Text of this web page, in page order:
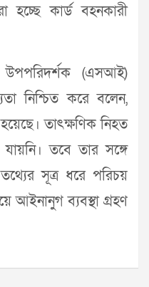
হচ্ছে কার্ড বহনকারী
উপপরিদর্শক (এসআই)
নিশ্চিত করে বলেন,
তাৎক্ষণিক নিহত
তবে তার সঙ্গে
সূত্র ধরে পরিচয়
আইনানুগ ব্যবস্থা গ্রহণ